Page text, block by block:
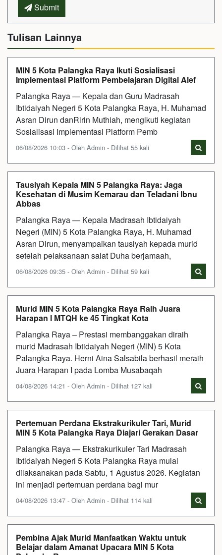
Submit
Tulisan Lainnya
MIN 5 Kota Palangka Raya Ikuti Sosialisasi
Implementasi Platform Pembelajaran Digital Alef
Palangka Raya — Kepala dan Guru Madrasah
Ibtidaiyah Negeri 5 Kota Palangka Raya, H. Muhamad
Asran Dirun danRirin Muthiah, mengikuti kegiatan
Sosialisasi Implementasi Platform Pemb
06/08/2026 10:03 - Oleh Admin - Dilihat 55 kali
Tausiyah Kepala MIN 5 Palangka Raya: Jaga
Kesehatan di Musim Kemarau dan Teladani Ibnu
Abbas
Palangka Raya — Kepala Madrasah Ibtidaiyah
Negeri (MIN) 5 Kota Palangka Raya, H. Muhamad
Asran Dirun, menyampaikan tausiyah kepada murid
setelah pelaksanaan salat Duha berjamaah,
06/08/2026 09:35 - Oleh Admin - Dilihat 59 kali
Murid MIN 5 Kota Palangka Raya Raih Juara
Harapan I MTQH ke 45 Tingkat Kota
Palangka Raya – Prestasi membanggakan diraih
murid Madrasah Ibtidaiyah Negeri (MIN) 5 Kota
Palangka Raya. Herni Aina Salsabila berhasil meraih
Juara Harapan I pada Lomba Musabaqah
04/08/2026 14:21 - Oleh Admin - Dilihat 127 kali
Pertemuan Perdana Ekstrakurikuler Tari, Murid
MIN 5 Kota Palangka Raya Diajari Gerakan Dasar
Palangka Raya — Ekstrakurikuler Tari Madrasah
Ibtidaiyah Negeri 5 Kota Palangka Raya mulai
dilaksanakan pada Sabtu, 1 Agustus 2026. Kegiatan
ini menjadi pertemuan perdana bagi mur
04/08/2026 13:47 - Oleh Admin - Dilihat 114 kali
Pembina Ajak Murid Manfaatkan Waktu untuk
Belajar dalam Amanat Upacara MIN 5 Kota